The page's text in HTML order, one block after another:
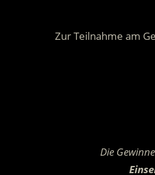
Zur Teilnahme am
Die